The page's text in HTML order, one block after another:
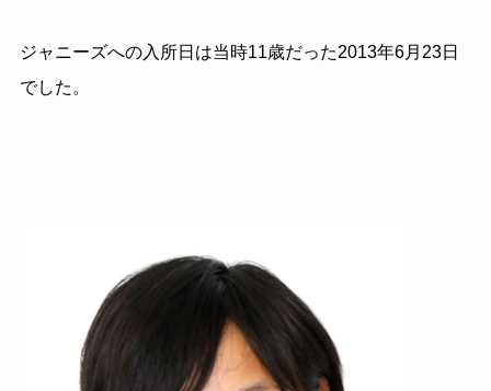
ジャニーズへの入所日は当時11歳だった2013年6月23日
でした。